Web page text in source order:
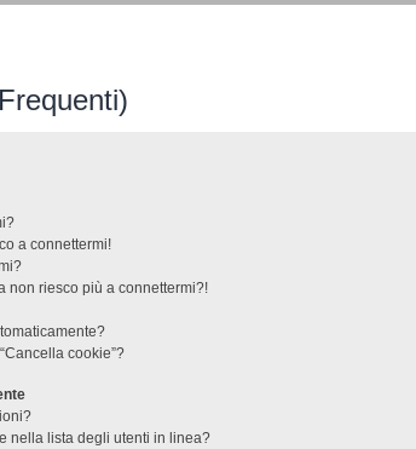
a connettermi!
non riesco più a connettermi?!
cookie”?
nella lista degli utenti in linea?